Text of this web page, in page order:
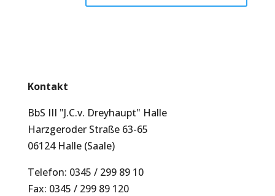
Kontakt
BbS III "J.C.v. Dreyhaupt" Halle
Harzgeroder Straße 63-65
06124 Halle (Saale)
Telefon: 0345 / 299 89 10
Fax: 0345 / 299 89 120